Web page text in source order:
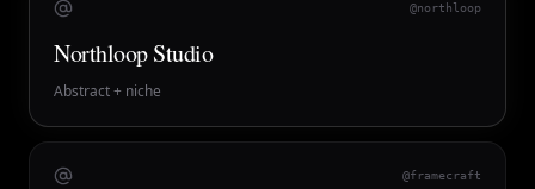
@northloop
Northloop Studio
Abstract + niche
@framecraft